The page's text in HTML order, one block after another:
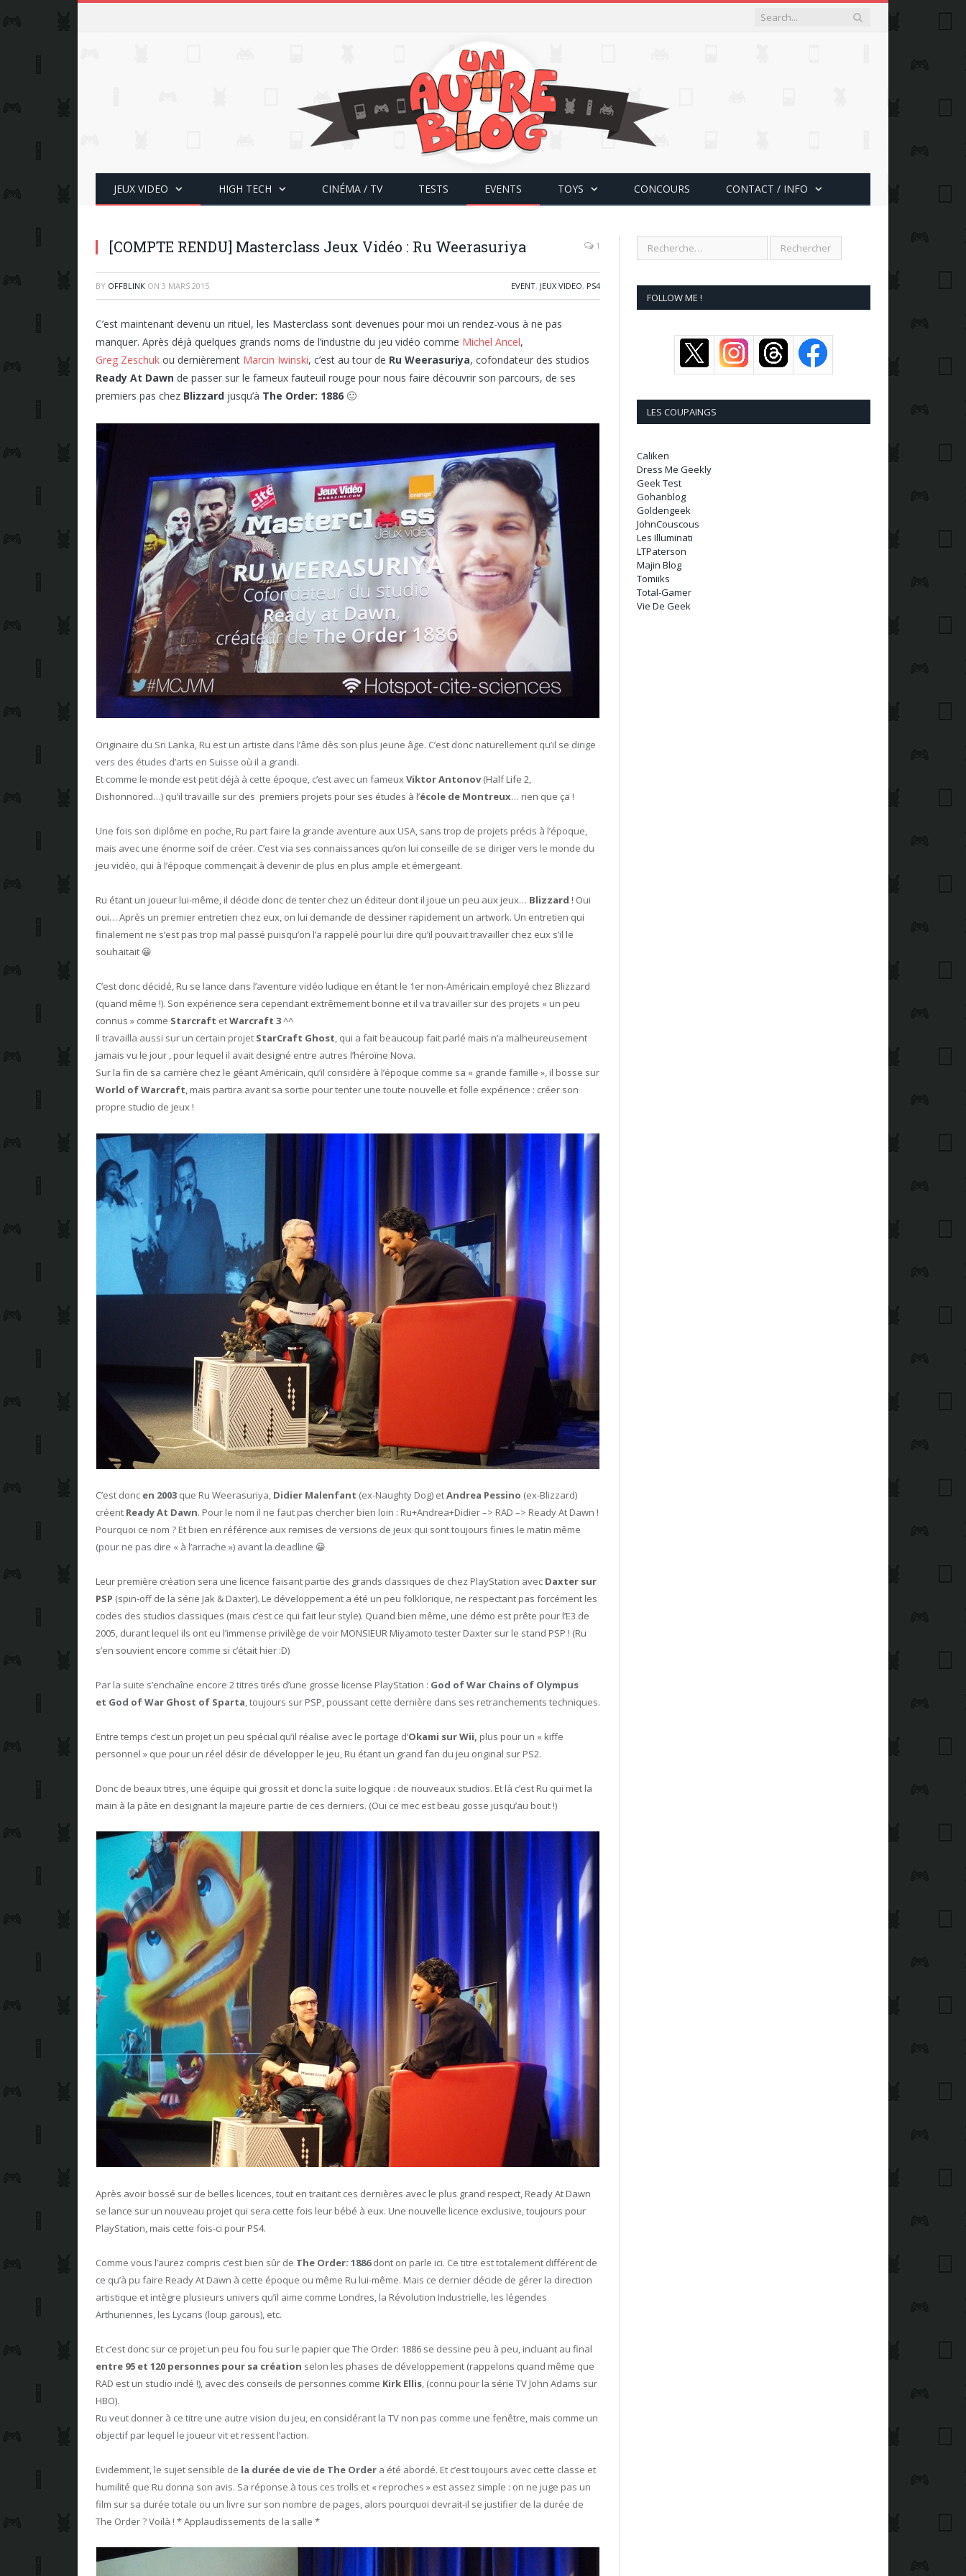
JEUX VIDEO HIGH TECH CINÉMA / TV TESTS EVENTS TOYS CONCOURS CONTACT / INFO
[COMPTE RENDU] Masterclass Jeux Vidéo : Ru Weerasuriya 1
BY OFFBLINK ON 3 MARS 2015 EVENT, JEUX VIDEO, PS4
C’est maintenant devenu un rituel, les Masterclass sont devenues pour moi un rendez-vous à ne pas
manquer. Après déjà quelques grands noms de l’industrie du jeu vidéo comme Michel Ancel,
Greg Zeschuk ou dernièrement Marcin Iwinski, c’est au tour de Ru Weerasuriya, cofondateur des studios
Ready At Dawn de passer sur le fameux fauteuil rouge pour nous faire découvrir son parcours, de ses
premiers pas chez Blizzard jusqu’à The Order: 1886 🙂
Originaire du Sri Lanka, Ru est un artiste dans l’âme dès son plus jeune âge. C’est donc naturellement qu’il se dirige
vers des études d’arts en Suisse où il a grandi.
Et comme le monde est petit déjà à cette époque, c’est avec un fameuxViktor Antonov(Half Life 2,
Dishonnored…) qu’il travaille sur des premiers projets pour ses études à l’école de Montreux… rien que ça !
Une fois son diplôme en poche, Ru part faire la grande aventure aux USA, sans trop de projets précis à l’époque,
mais avec une énorme soif de créer. C’est via ses connaissances qu’on lui conseille de se diriger vers le monde du
jeu vidéo, qui à l’époque commençait à devenir de plus en plus ample et émergeant.
Ru étant un joueur lui-même, il décide donc de tenter chez un éditeur dont il joue un peu aux jeux… Blizzard ! Oui
oui… Après un premier entretien chez eux, on lui demande de dessiner rapidement un artwork. Un entretien qui
finalement ne s’est pas trop mal passé puisqu’on l’a rappelé pour lui dire qu’il pouvait travailler chez eux s’il le
souhaitait 😀
C’est donc décidé, Ru se lance dans l’aventure vidéo ludique en étant le 1er non-Américain employé chez Blizzard
(quand même !). Son expérience sera cependant extrêmement bonne et il va travailler sur des projets « un peu
connus » comme Starcraft etWarcraft 3^^
Il travailla aussi sur un certain projet StarCraft Ghost, qui a fait beaucoup fait parlé mais n’a malheureusement
jamais vu le jour , pour lequel il avait designé entre autres l’héroïne Nova.
Sur la fin de sa carrière chez le géant Américain, qu’il considère à l’époque comme sa « grande famille », il bosse sur
World of Warcraft, mais partira avant sa sortie pour tenter une toute nouvelle et folle expérience : créer son
propre studio de jeux !
C’est donc en 2003 que Ru Weerasuriya, Didier Malenfant (ex-Naughty Dog) etAndrea Pessino (ex-Blizzard)
créent Ready At Dawn. Pour le nom il ne faut pas chercher bien loin : Ru+Andrea+Didier –> RAD –> Ready At Dawn !
Pourquoi ce nom ? Et bien en référence aux remises de versions de jeux qui sont toujours finies le matin même
(pour ne pas dire « à l’arrache ») avant la deadline 😀
Leur première création sera une licence faisant partie des grands classiques de chez PlayStation avec Daxter sur
PSP (spin-off de la série Jak & Daxter). Le développement a été un peu folklorique, ne respectant pas forcément les
codes des studios classiques (mais c’est ce qui fait leur style). Quand bien même, une démo est prête pour l’E3 de
2005, durant lequel ils ont eu l’immense privilège de voir MONSIEUR Miyamoto tester Daxter sur le stand PSP ! (Ru
s’en souvient encore comme si c’était hier :D)
Par la suite s’enchaîne encore 2 titres tirés d’une grosse license PlayStation : God of War Chains of Olympus
et God of War Ghost of Sparta, toujours sur PSP, poussant cette dernière dans ses retranchements techniques.
Entre temps c’est un projet un peu spécial qu’il réalise avec le portage d’Okami sur Wii, plus pour un « kiffe
personnel » que pour un réel désir de développer le jeu, Ru étant un grand fan du jeu original sur PS2.
Donc de beaux titres, une équipe qui grossit et donc la suite logique : de nouveaux studios. Et là c’est Ru qui met la
main à la pâte en designant la majeure partie de ces derniers. (Oui ce mec est beau gosse jusqu’au bout !)
Après avoir bossé sur de belles licences, tout en traitant ces dernières avec le plus grand respect, Ready At Dawn
se lance sur un nouveau projet qui sera cette fois leur bébé à eux. Une nouvelle licence exclusive, toujours pour
PlayStation, mais cette fois-ci pour PS4.
Comme vous l’aurez compris c’est bien sûr de The Order: 1886dont on parle ici. Ce titre est totalement différent de
ce qu’à pu faire Ready At Dawn à cette époque ou même Ru lui-même. Mais ce dernier décide de gérer la direction
artistique et intègre plusieurs univers qu’il aime comme Londres, la Révolution Industrielle, les légendes
Arthuriennes, les Lycans (loup garous), etc.
Et c’est donc sur ce projet un peu fou fou sur le papier que The Order: 1886 se dessine peu à peu, incluant au final
entre 95 et 120 personnes pour sa création selon les phases de développement (rappelons quand même que
RAD est un studio indé !), avec des conseils de personnes comme Kirk Ellis, (connu pour la série TV John Adams sur
HBO).
Ru veut donner à ce titre une autre vision du jeu, en considérant la TV non pas comme une fenêtre, mais comme un
objectif par lequel le joueur vit et ressent l’action.
Evidemment, le sujet sensible de la durée de vie de The Order a été abordé. Et c’est toujours avec cette classe et
humilité que Ru donna son avis. Sa réponse à tous ces trolls et « reproches » est assez simple : on ne juge pas un
film sur sa durée totale ou un livre sur son nombre de pages, alors pourquoi devrait-il se justifier de la durée de
The Order ? Voilà ! * Applaudissements de la salle *
FOLLOW ME !
LES COUPAINGS
Caliken
Dress Me Geekly
Geek Test
Gohanblog
Goldengeek
JohnCouscous
Les Illuminati
LTPaterson
Majin Blog
Tomiiks
Total-Gamer
Vie De Geek